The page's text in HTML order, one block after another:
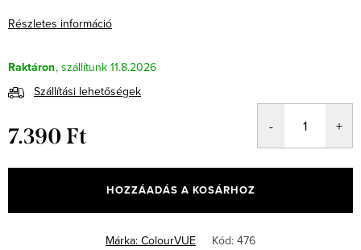
Részletes információ
Raktáron
11.8.2026
Szállítási lehetőségek
7.390 Ft
HOZZÁADÁS A KOSÁRHOZ
Márka: ColourVUE Kód: 476